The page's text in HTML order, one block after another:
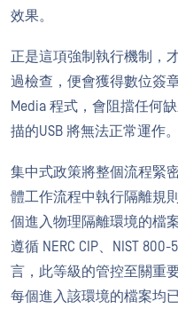
效果。
正是這項強制執行機制，
過檢查，便會獲得數位簽
Media 程式，會阻擋任何
描的USB 將無法正常運作。
集中式政策將整個流程緊密
體工作流程中執行隔離規
個進入物理隔離環境的檔
遵循 NERC CIP、NIST
言，此等級的管控至關重
每個進入該環境的檔案均